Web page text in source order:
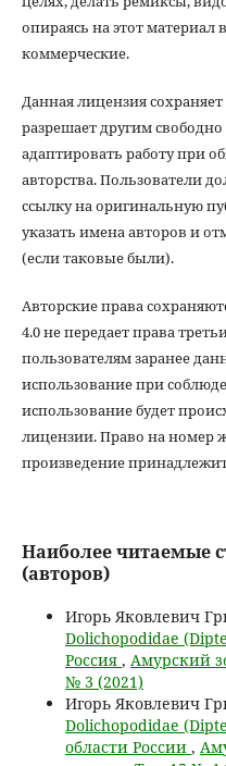
опираясь на этот
коммерческие.
Данная лицензия
разрешает другим
адаптировать работу при
авторства. Пользователи
ссылку на оригинальную
указать имена авторов и
(если таковые были).
Авторские права
4.0 не передает права
пользователям заранее
использование при
использование будет
лицензии. Право на номер
произведение
Наиболее читаемые
(авторов)
Игорь Яковлевич
Dolichopodidae
Россия , Амурский
№ 3 (2021)
Игорь Яковлевич
Dolichopodidae
области России ,